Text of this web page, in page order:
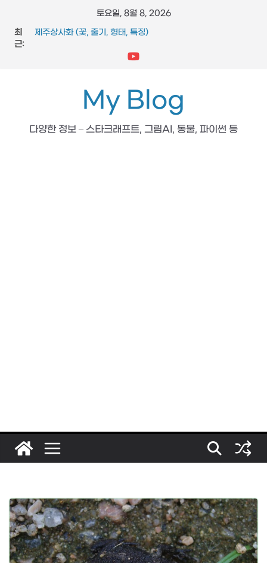
토요일, 8월 8, 2026
최
근:
제주상사화 (꽃, 줄기, 형태, 특징)
스타크래프트 메딕 마법 스킬 (힐, 옵티컬 플레어, 리스토레이
도마뱀 (특징, 생태, 생애, 생김새)
My Blog
다양한 정보 – 스타크래프트, 그림AI, 동물, 파이썬 등